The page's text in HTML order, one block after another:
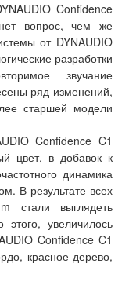
Confidence
вопрос, чем же
от DYNAUDIO
разработки
звучание
ряд изменений,
старшей модели
Confidence C1
цвет, в добавок к
динамика
В результате всех
стали выглядеть
увеличилось
Confidence C1
красное дерево,